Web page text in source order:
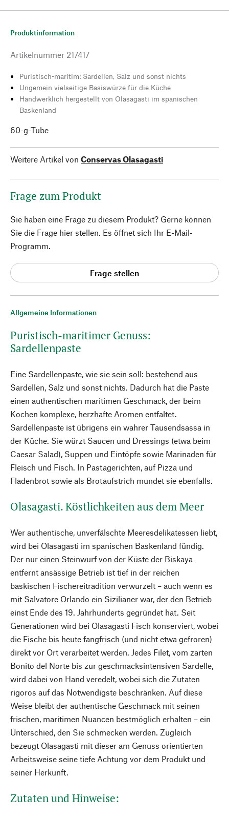
Allgemeine Informationen
Puristisch-maritimer Genuss:
Sardellenpaste
Eine Sardellenpaste, wie sie sein soll: bestehend aus
Sardellen, Salz und sonst nichts. Dadurch hat die Paste
einen authentischen maritimen Geschmack, der beim
Kochen komplexe, herzhafte Aromen entfaltet.
Sardellenpaste ist übrigens ein wahrer Tausendsassa in
der Küche. Sie würzt Saucen und Dressings (etwa beim
Caesar Salad), Suppen und Eintöpfe sowie Marinaden für
Fleisch und Fisch. In Pastagerichten, auf Pizza und
Fladenbrot sowie als Brotaufstrich mundet sie ebenfalls.
Olasagasti. Köstlichkeiten aus dem Meer
Wer authentische, unverfälschte Meeresdelikatessen liebt,
wird bei Olasagasti im spanischen Baskenland fündig.
Der nur einen Steinwurf von der Küste der Biskaya
entfernt ansässige Betrieb ist tief in der reichen
baskischen Fischereitradition verwurzelt – auch wenn es
mit Salvatore Orlando ein Sizilianer war, der den Betrieb
einst Ende des 19. Jahrhunderts gegründet hat. Seit
Generationen wird bei Olasagasti Fisch konserviert, wobei
die Fische bis heute fangfrisch (und nicht etwa gefroren)
direkt vor Ort verarbeitet werden. Jedes Filet, vom zarten
Bonito del Norte bis zur geschmacksintensiven Sardelle,
wird dabei von Hand veredelt, wobei sich die Zutaten
rigoros auf das Notwendigste beschränken. Auf diese
Weise bleibt der authentische Geschmack mit seinen
frischen, maritimen Nuancen bestmöglich erhalten – ein
Unterschied, den Sie schmecken werden. Zugleich
bezeugt Olasagasti mit dieser am Genuss orientierten
Arbeitsweise seine tiefe Achtung vor dem Produkt und
seiner Herkunft.
Zutaten und Hinweise:
Produktinformation
Artikelnummer 217417
Puristisch-maritim: Sardellen, Salz und sonst nichts
Ungemein vielseitige Basiswürze für die Küche
Handwerklich hergestellt von Olasagasti im spanischen
Baskenland
60-g-Tube
Weitere Artikel von Conservas Olasagasti
Frage zum Produkt
Sie haben eine Frage zu diesem Produkt? Gerne können
Sie die Frage hier stellen. Es öffnet sich Ihr E-Mail-
Programm.
Frage stellen